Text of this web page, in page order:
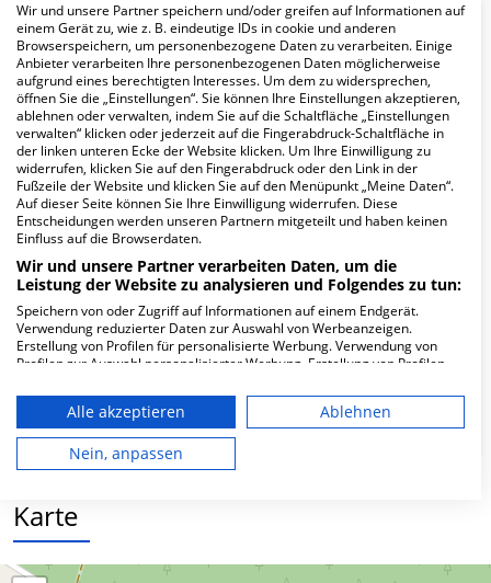
FAQ
Hier ﬁnden Sie häuﬁg gestellte Fragen zu dieser Klinik.
Wie lautet die Adresse von Medizinische
Einrichtungs GmbH MVZ MEGmbH im Naemi-
Wilke-Stift?
Dr.-Ayrer-Str. 1-Apr
03172 Guben
Wie ist die Telefonnummer von Medizinische
Wilke-Stift?
Karte
Wir und unsere Partner speichern und/oder greifen auf Informationen auf
einem Gerät zu, wie z. B. eindeutige IDs in cookie und anderen
Browserspeichern, um personenbezogene Daten zu verarbeiten. Einige
Anbieter verarbeiten Ihre personenbezogenen Daten möglicherweise
aufgrund eines berechtigten Interesses. Um dem zu widersprechen,
öffnen Sie die „Einstellungen“. Sie können Ihre Einstellungen akzeptieren,
ablehnen oder verwalten, indem Sie auf die Schaltfläche „Einstellungen
verwalten“ klicken oder jederzeit auf die Fingerabdruck-Schaltfläche in
der linken unteren Ecke der Website klicken. Um Ihre Einwilligung zu
widerrufen, klicken Sie auf den Fingerabdruck oder den Link in der
Fußzeile der Website und klicken Sie auf den Menüpunkt „Meine Daten“.
Auf dieser Seite können Sie Ihre Einwilligung widerrufen. Diese
Entscheidungen werden unseren Partnern mitgeteilt und haben keinen
Einfluss auf die Browserdaten.
Wir und unsere Partner verarbeiten Daten, um die
Leistung der Website zu analysieren und Folgendes zu tun:
Speichern von oder Zugriff auf Informationen auf einem Endgerät.
Verwendung reduzierter Daten zur Auswahl von Werbeanzeigen.
Erstellung von Profilen für personalisierte Werbung. Verwendung von
Profilen zur Auswahl personalisierter Werbung. Erstellung von Profilen
personalisierter Inhalte. Messung der Werbeleistung. Messung der
Performance von Inhalten. Analyse von Zielgruppen durch Statistiken
oder Kombinationen von Daten aus verschiedenen Quellen. Entwicklung
und Verbesserung der Angebote. Verwendung reduzierter Daten zur
Auswahl von Inhalten.
die USA gesendet werden.
Ihre Einwilligung und die cookie Richtlinie gelten ausschließlich für diese
Website/App.
Partnerliste anzeigen (1 IAB-Anbieter)
Alle akzeptieren
Ablehnen
Nein, anpassen